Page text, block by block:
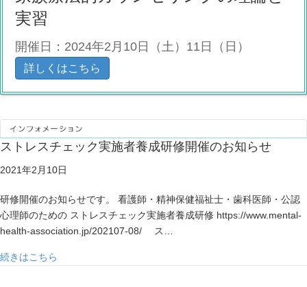
実習
開催日：2024年2月10日（土）11日（日）
詳しくはこちら
ストレスチェック実施者養成研修開催のお知らせ
2021年2月10日
研修開催のお知らせです。 看護師・精神保健福祉士・歯科医師・公認
心理師のための ストレスチェック実施者養成研修 https://www.mental-
health-association.jp/202107-08/ ス…
続きはこちら